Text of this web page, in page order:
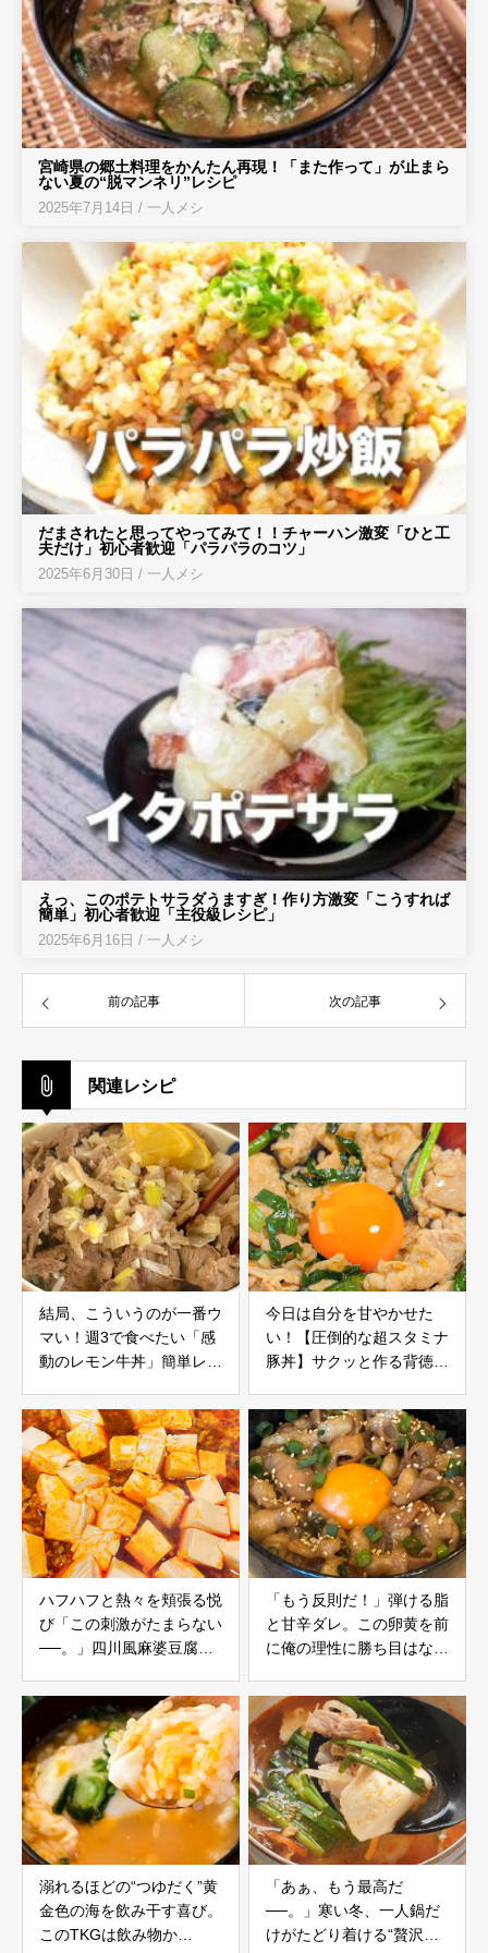
宮崎県の郷土料理をかんたん再現！「また作って」が止まら
ない夏の“脱マンネリ”レシピ
2025年7月14日 / 一人メシ
だまされたと思ってやってみて！！チャーハン激変「ひと工
夫だけ」初心者歓迎「パラパラのコツ」
2025年6月30日 / 一人メシ
えっ、このポテトサラダうますぎ！作り方激変「こうすれば
簡単」初心者歓迎「主役級レシピ」
2025年6月16日 / 一人メシ
前の記事 次の記事
関連レシピ
結局、こういうのが一番ウ
マい！週3で食べたい「感
動のレモン牛丼」簡単レシ
今日は自分を甘やかせた
い！【圧倒的な超スタミナ
豚丼】サクッと作る背徳ご
ハフハフと熱々を頬張る悦
び「この刺激がたまらない
──。」四川風麻婆豆腐レ
「もう反則だ！」弾ける脂
と甘辛ダレ。この卵黄を前
に俺の理性に勝ち目はない
溺れるほどの“つゆだく”黄
金色の海を飲み干す喜び。
このTKGは飲み物か
「あぁ、もう最高だ
──。」寒い冬、一人鍋だ
けがたどり着ける“贅沢な